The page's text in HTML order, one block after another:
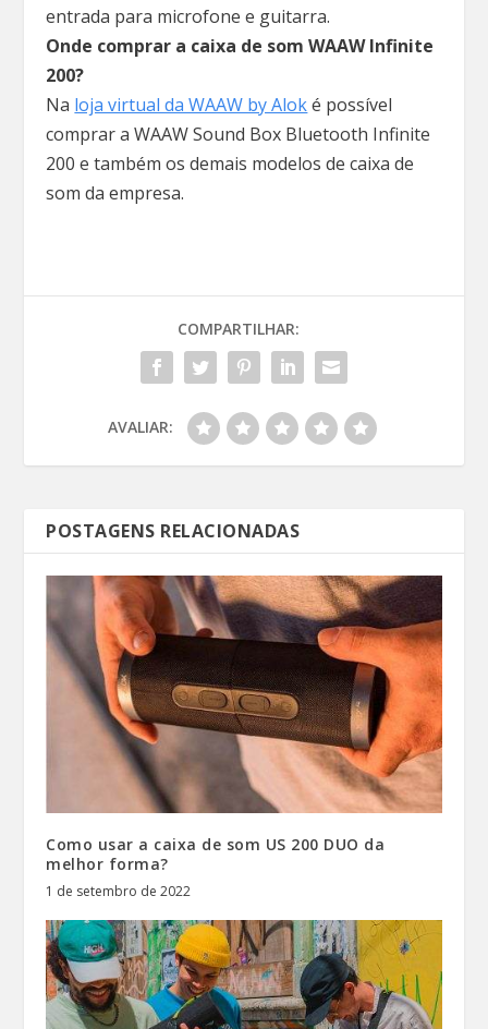
entrada para microfone e guitarra.
Onde comprar a caixa de som WAAW Infinite
200?
Na loja virtual da WAAW by Aloké possível
comprar a WAAW Sound Box Bluetooth Infinite
200 e também os demais modelos de caixa de
som da empresa.
COMPARTILHAR:
AVALIAR:
POSTAGENS RELACIONADAS
Como usar a caixa de som US 200 DUO da
melhor forma?
1 de setembro de 2022